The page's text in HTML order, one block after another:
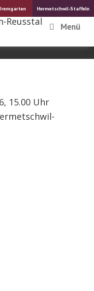
Hermetschwil-Staffeln
Menü
15.00 Uhr